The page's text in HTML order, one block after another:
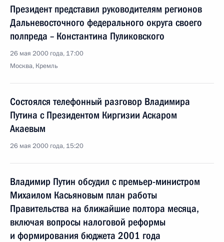
Президент представил руководителям регионов
Дальневосточного федерального округа своего
полпреда – Константина Пуликовского
26 мая 2000 года, 17:00
Москва, Кремль
Состоялся телефонный разговор Владимира
Путина с Президентом Киргизии Аскаром
Акаевым
26 мая 2000 года, 15:20
Владимир Путин обсудил с премьер-министром
Михаилом Касьяновым план работы
Правительства на ближайшие полтора месяца,
включая вопросы налоговой реформы
и формирования бюджета 2001 года